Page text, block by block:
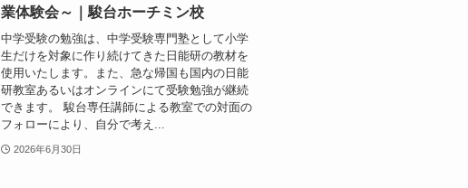
業体験会～｜駿台ホーチミン校
中学受験の勉強は、中学受験専門塾として小学
生だけを対象に作り続けてきた日能研の教材を
使用いたします。また、急な帰国も国内の日能
研教室あるいはオンラインにて受験勉強が継続
できます。 駿台専任講師による教室での対面の
フォローにより、自分で考え...
2026年6月30日